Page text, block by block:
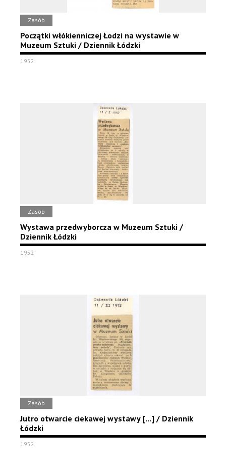
Zasób
Początki włókienniczej Łodzi na wystawie w
Muzeum Sztuki / Dziennik Łódzki
1952
Zasób
Wystawa przedwyborcza w Muzeum Sztuki /
Dziennik Łódzki
1952
Zasób
Jutro otwarcie ciekawej wystawy [...] / Dziennik
Łódzki
1952